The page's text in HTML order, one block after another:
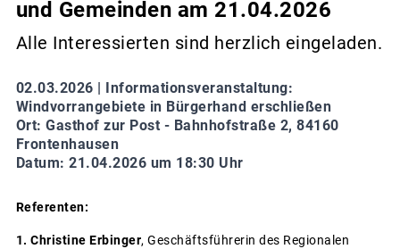
und Gemeinden am 21.04.2026
Alle Interessierten sind herzlich eingeladen.
02.03.2026 | Informationsveranstaltung:
Windvorrangebiete in Bürgerhand erschließen
Ort: Gasthof zur Post - Bahnhofstraße 2, 84160
Frontenhausen
Datum: 21.04.2026 um 18:30 Uhr
Referenten:
1. Christine Erbinger, Geschäftsführerin des Regionalen